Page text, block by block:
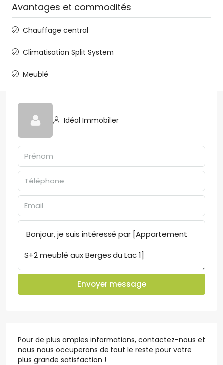
Avantages et commodités
Chauffage central
Climatisation Split System
Meublé
Idéal Immobilier
Envoyer message
Pour de plus amples informations, contactez-nous et
nous nous occuperons de tout le reste pour votre
plus grande satisfaction !